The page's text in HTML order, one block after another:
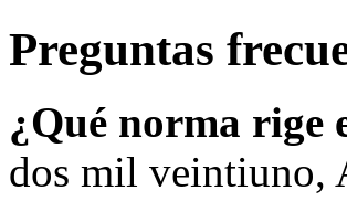
Preguntas
¿Qué norma rige
dos mil veintiuno,